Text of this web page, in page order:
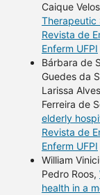
Caique
Therapeutic
Revista de
Enferm UFPI
Bárbara de
Guedes da
Larissa
Ferreira de
elderly
Revista de
Enferm UFPI
William
Pedro Roos,
health in a